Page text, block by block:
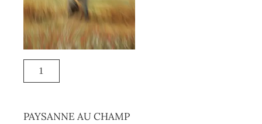
PAYSANNE AU CHAMP